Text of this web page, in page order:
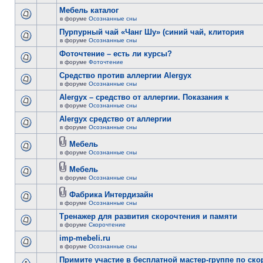
Мебель каталог
в форуме Осознанные сны
Пурпурный чай «Чанг Шу» (синий чай, клитория
в форуме Осознанные сны
Фоточтение – есть ли курсы?
в форуме Фоточтение
Cредство против аллергии Alergyx
в форуме Осознанные сны
Alergyx – средство от аллергии. Показания к
в форуме Осознанные сны
Alergyx средство от аллергии
в форуме Осознанные сны
Мебель
в форуме Осознанные сны
Мебель
в форуме Осознанные сны
Фабрика Интердизайн
в форуме Осознанные сны
Тренажер для развития скорочтения и памяти
в форуме Скорочтение
imp-mebeli.ru
в форуме Осознанные сны
Примите участие в бесплатной мастер-группе по